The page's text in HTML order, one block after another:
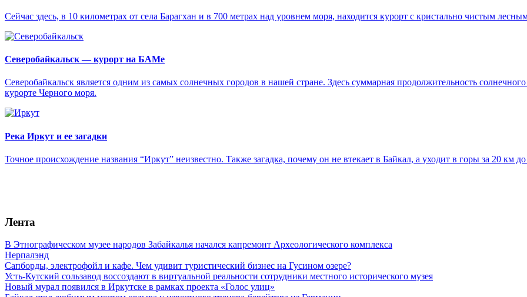
Сейчас здесь, в 10 километрах от села Барагхан и в 700 метрах над уровнем моря, находится курорт с кристально чистым
Северобайкальск — курорт на БАМе
Северобайкальск является одним из самых солнечных городов в нашей стране. Здесь суммарная продолжительность
курорте Черного моря.
Река Иркут и ее загадки
Точное происхождение названия “Иркут” неизвестно. Также загадка, почему он не втекает в Байкал, а уходит в горы за 20 км до
Лента
В Этнографическом музее народов Забайкалья начался капремонт Археологического комплекса
Нерпалэнд
Сапборды, электрофойл и кафе. Чем удивит туристический бизнес на Гусином озере?
Усть-Кутский сользавод воссоздают в виртуальной реальности сотрудники местного исторического музея
Новый мурал появился в Иркутске в рамках проекта «Голос улиц»